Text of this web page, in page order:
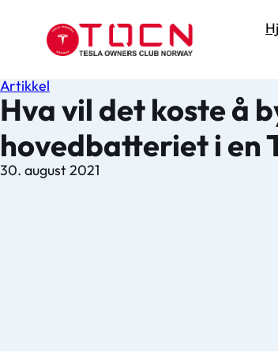
Hva vil det koste å
hovedbatteriet i en
Artikkel
30. august 2021